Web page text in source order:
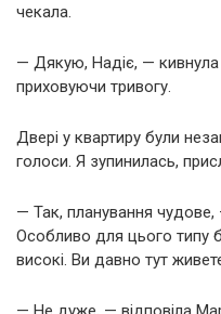
чекала.
— Дякую, Надіє, — кивнула
приховуючи тривогу.
Двері у квартиру були
голоси. Я зупинилась,
— Так, планування
Особливо для цього типу
високі. Ви давно тут